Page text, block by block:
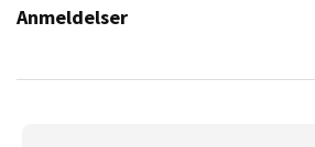
Anmeldelser